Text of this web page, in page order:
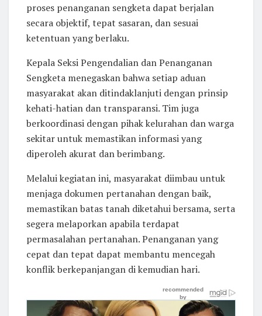
proses penanganan sengketa dapat berjalan
secara objektif, tepat sasaran, dan sesuai
ketentuan yang berlaku.
Kepala Seksi Pengendalian dan Penanganan
Sengketa menegaskan bahwa setiap aduan
masyarakat akan ditindaklanjuti dengan prinsip
kehati-hatian dan transparansi. Tim juga
berkoordinasi dengan pihak kelurahan dan warga
sekitar untuk memastikan informasi yang
diperoleh akurat dan berimbang.
Melalui kegiatan ini, masyarakat diimbau untuk
menjaga dokumen pertanahan dengan baik,
memastikan batas tanah diketahui bersama, serta
segera melaporkan apabila terdapat
permasalahan pertanahan. Penanganan yang
cepat dan tepat dapat membantu mencegah
konflik berkepanjangan di kemudian hari.